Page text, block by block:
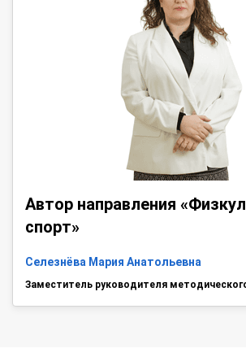
Автор направления
спорт»
Селезнёва Мария Анатольевна
Заместитель руководителя